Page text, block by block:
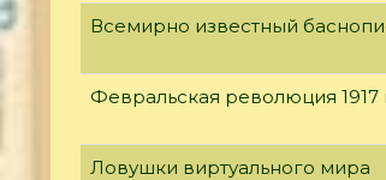
Всемирно известный
Февральская революция 1917
Ловушки виртуального мира